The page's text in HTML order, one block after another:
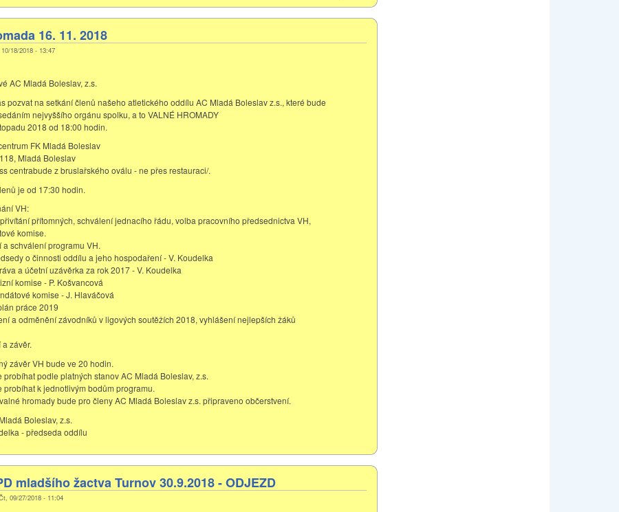
16. 11. 2018
18/2018 - 13:47
AC Mladá Boleslav, z.s.
pozvat na setkání členů našeho atletického oddílu AC Mladá Boleslav z.s., které bude
nejvyššího orgánu spolku, a to VALNÉ HROMADY
2018 od 18:00 hodin.
FK Mladá Boleslav
Mladá Boleslav
centrabude z bruslařského oválu - ne přes restauraci/.
je od 17:30 hodin.
VH:
přítomných, schválení jednacího řádu, volba pracovního předsednictva VH,
komise.
schválení programu VH.
o činnosti oddílu a jeho hospodaření - V. Koudelka
a účetní uzávěrka za rok 2017 - V. Koudelka
komise - P. Košvancová
komise - J. Hlaváčová
práce 2019
a odměnění závodníků v ligových soutěžích 2018, vyhlášení nejlepších žáků
závěr.
závěr VH bude ve 20 hodin.
probíhat podle platných stanov AC Mladá Boleslav, z.s.
probíhat k jednotlivým bodům programu.
hromady bude pro členy AC Mladá Boleslav z.s. připraveno občerstvení.
Boleslav, z.s.
- předseda oddílu
mladšího žactva Turnov 30.9.2018 - ODJEZD
09/27/2018 - 11:04